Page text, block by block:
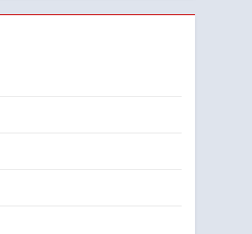
जीवन मिशन की योजनाओं के लिए